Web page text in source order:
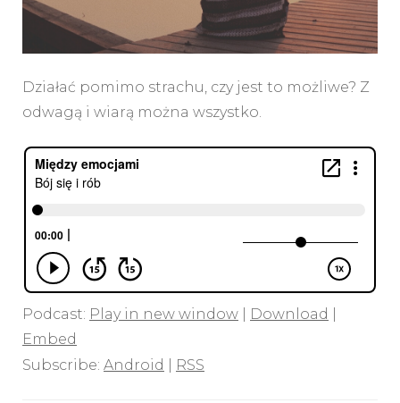
Działać pomimo strachu, czy jest to możliwe? Z
odwagą i wiarą można wszystko.
Podcast: Play in new window Download
Embed
Subscribe: Android RSS